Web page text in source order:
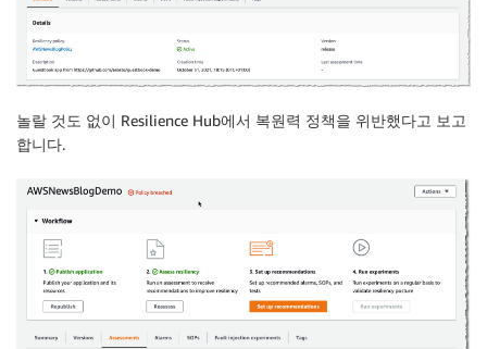
놀랄 것도 없이 Resilience Hub에서 복원력 정책을 위반했다고 보고
합니다.